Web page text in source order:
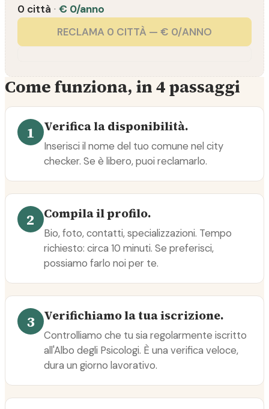
0 città · € 0/anno
RECLAMA 0 CITTÀ — € 0/ANNO
Come funziona, in 4 passaggi
1 Verifica la disponibilità.
Inserisci il nome del tuo comune nel city
checker. Se è libero, puoi reclamarlo.
2 Compila il profilo.
Bio, foto, contatti, specializzazioni. Tempo
richiesto: circa 10 minuti. Se preferisci,
possiamo farlo noi per te.
3 Verifichiamo la tua iscrizione.
Controlliamo che tu sia regolarmente iscritto
all'Albo degli Psicologi. È una verifica veloce,
dura un giorno lavorativo.